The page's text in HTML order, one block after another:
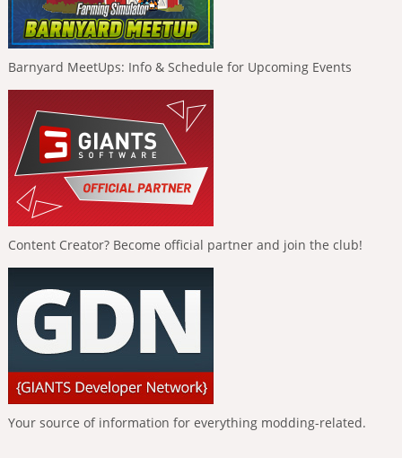
Barnyard MeetUps: Info & Schedule for Upcoming Events
Content Creator? Become official partner and join the club!
Your source of information for everything modding-related.